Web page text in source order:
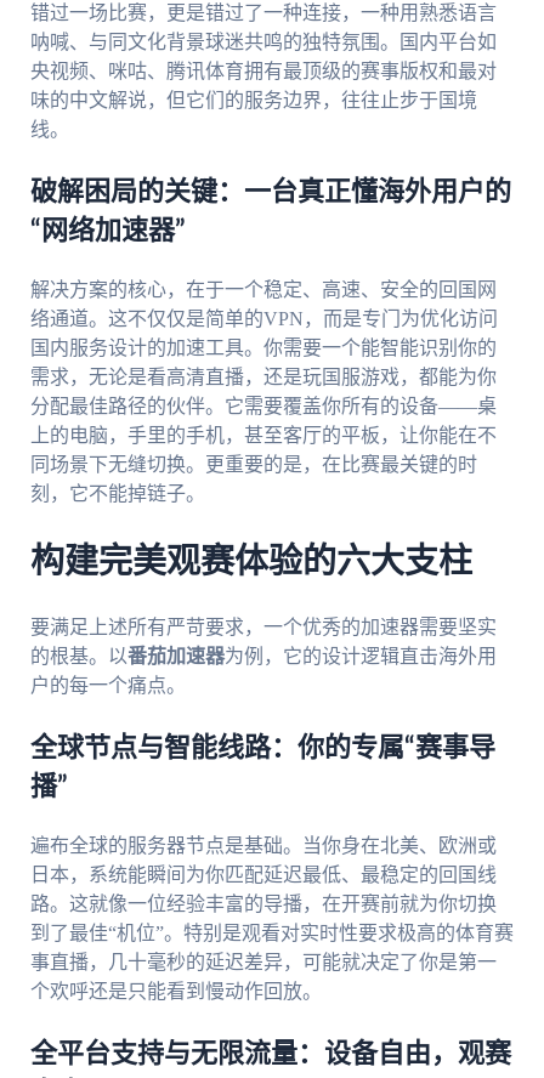
错过一场比赛，更是错过了一种连接，一种用熟悉语言
呐喊、与同文化背景球迷共鸣的独特氛围。国内平台如
央视频、咪咕、腾讯体育拥有最顶级的赛事版权和最对
味的中文解说，但它们的服务边界，往往止步于国境
线。
破解困局的关键：一台真正懂海外用户的
“网络加速器”
解决方案的核心，在于一个稳定、高速、安全的回国网
络通道。这不仅仅是简单的VPN，而是专门为优化访问
国内服务设计的加速工具。你需要一个能智能识别你的
需求，无论是看高清直播，还是玩国服游戏，都能为你
分配最佳路径的伙伴。它需要覆盖你所有的设备——桌
上的电脑，手里的手机，甚至客厅的平板，让你能在不
同场景下无缝切换。更重要的是，在比赛最关键的时
刻，它不能掉链子。
构建完美观赛体验的六大支柱
要满足上述所有严苛要求，一个优秀的加速器需要坚实
的根基。以番茄加速器为例，它的设计逻辑直击海外用
户的每一个痛点。
全球节点与智能线路：你的专属“赛事导
播”
遍布全球的服务器节点是基础。当你身在北美、欧洲或
日本，系统能瞬间为你匹配延迟最低、最稳定的回国线
路。这就像一位经验丰富的导播，在开赛前就为你切换
到了最佳“机位”。特别是观看对实时性要求极高的体育赛
事直播，几十毫秒的延迟差异，可能就决定了你是第一
个欢呼还是只能看到慢动作回放。
全平台支持与无限流量：设备自由，观赛